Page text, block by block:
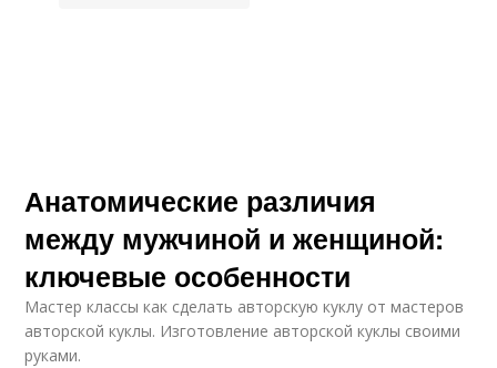
Анатомические различия
между мужчиной и женщиной:
ключевые особенности
Мастер классы как сделать авторскую куклу от мастеров
авторской куклы. Изготовление авторской куклы своими
руками.